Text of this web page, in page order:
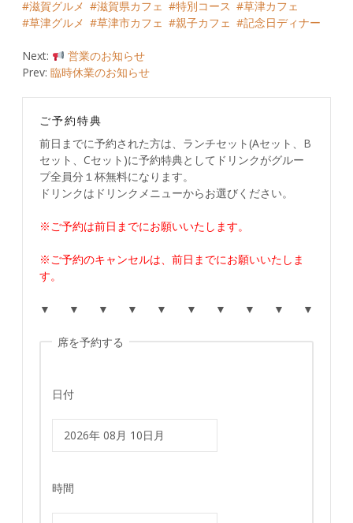
滋賀グルメ 滋賀県カフェ 特別コース
草津カフェ
草津グルメ
草津市カフェ 親子カフェ 記念日ディナー
Post
navigation
Next:
営業のお知らせ
Prev: 臨時休業のお知らせ
ご予約特典
前日までに予約された方は、ランチセット(Aセット、B
セット、Cセット)に予約特典としてドリンクがグルー
プ全員分１杯無料になります。
ドリンクはドリンクメニューからお選びください。
※ご予約は前日までにお願いいたします。
※ご予約のキャンセルは、前日までにお願いいたしま
す。
▼ ▼ ▼ ▼ ▼ ▼ ▼ ▼ ▼ ▼
席を予約する
日付
時間